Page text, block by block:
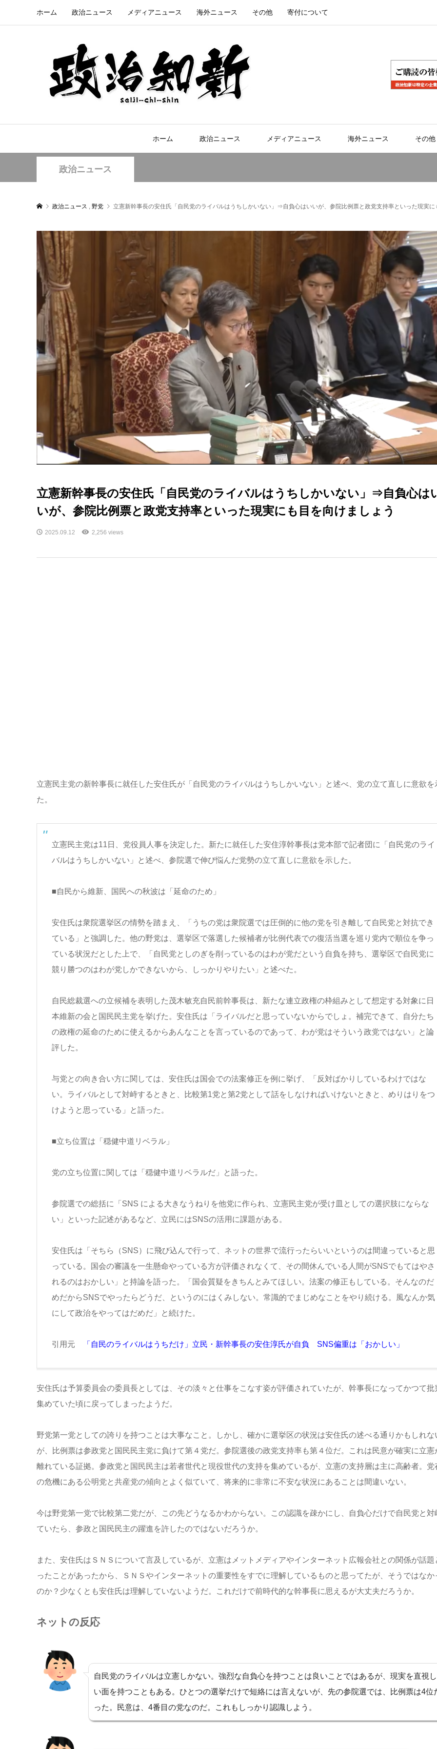
ホーム 政治ニュース メディアニュース 海外ニュース その他 寄付について
ホーム 政治ニュース メディアニュース 海外ニュース その他
政治ニュース
政治ニュース , 野党 立憲新幹事長の安住氏「自民党のライバルはうちしかいない」⇒自負心はいいが、参院比例票と政党支持率といった現実に
立憲新幹事長の安住氏「自民党のライバルはうちしかいない」⇒自負心は
いが、参院比例票と政党支持率といった現実にも目を向けましょう
2025.09.12 2,256 views
立憲民主党の新幹事長に就任した安住氏が「自民党のライバルはうちしかいない」と述べ、党の立て直しに意欲を
た。
立憲民主党は11日、党役員人事を決定した。新たに就任した安住淳幹事長は党本部で記者団に「自民党のライ
バルはうちしかいない」と述べ、参院選で伸び悩んだ党勢の立て直しに意欲を示した。
■自民から維新、国民への秋波は「延命のため」
安住氏は衆院選挙区の情勢を踏まえ、「うちの党は衆院選では圧倒的に他の党を引き離して自民党と対抗でき
ている」と強調した。他の野党は、選挙区で落選した候補者が比例代表での復活当選を巡り党内で順位を争っ
ている状況だとした上で、「自民党としのぎを削っているのはわが党だという自負を持ち、選挙区で自民党に
競り勝つのはわが党しかできないから、しっかりやりたい」と述べた。
自民総裁選への立候補を表明した茂木敏充自民前幹事長は、新たな連立政権の枠組みとして想定する対象に日
本維新の会と国民民主党を挙げた。安住氏は「ライバルだと思っていないからでしょ。補完できて、自分たち
の政権の延命のために使えるからあんなことを言っているのであって、わが党はそういう政党ではない」と論
評した。
与党との向き合い方に関しては、安住氏は国会での法案修正を例に挙げ、「反対ばかりしているわけではな
い。ライバルとして対峙するときと、比較第1党と第2党として話をしなければいけないときと、めりはりをつ
けようと思っている」と語った。
■立ち位置は「穏健中道リベラル」
党の立ち位置に関しては「穏健中道リベラルだ」と語った。
参院選での総括に「SNS による大きなうねりを他党に作られ、立憲民主党が受け皿としての選択肢にならな
い」といった記述があるなど、立民にはSNSの活用に課題がある。
安住氏は「そちら（SNS）に飛び込んで行って、ネットの世界で流行ったらいいというのは間違っていると思
っている。国会の審議を一生懸命やっている方が評価されなくて、その間休んでいる人間がSNSでもてはやさ
れるのはおかしい」と持論を語った。「国会質疑をきちんとみてほしい。法案の修正もしている。そんなのだ
めだからSNSでやったらどうだ、というのにはくみしない。常識的でまじめなことをやり続ける。風なんか気
にして政治をやってはだめだ」と続けた。
引用元 「自民のライバルはうちだけ」立民・新幹事長の安住淳氏が自負 SNS偏重は「おかしい」
安住氏は予算委員会の委員長としては、その淡々と仕事をこなす姿が評価されていたが、幹事長になってかつて批
集めていた頃に戻ってしまったようだ。
野党第一党としての誇りを持つことは大事なこと。しかし、確かに選挙区の状況は安住氏の述べる通りかもしれな
が、比例票は参政党と国民民主党に負けて第４党だ。参院選後の政党支持率も第４位だ。これは民意が確実に立憲
離れている証拠。参政党と国民民主は若者世代と現役世代の支持を集めているが、立憲の支持層は主に高齢者。党
の危機にある公明党と共産党の傾向とよく似ていて、将来的に非常に不安な状況にあることは間違いない。
今は野党第一党で比較第二党だが、この先どうなるかわからない。この認識を疎かにし、自負心だけで自民党と対
ていたら、参政と国民民主の躍進を許したのではないだろうか。
また、安住氏はＳＮＳについて言及しているが、立憲はメットメディアやインターネット広報会社との関係が話題
ったことがあったから、ＳＮＳやインターネットの重要性をすでに理解しているものと思ってたが、そうではなか
のか？少なくとも安住氏は理解していないようだ。これだけで前時代的な幹事長に思えるが大丈夫だろうか。
ネットの反応
自民党のライバルは立憲しかない。強烈な自負心を持つことは良いことではあるが、現実を直視
い面を持つこともある。ひとつの選挙だけで短絡には言えないが、先の参院選では、比例票は4位
った。民意は、4番目の党なのだ。これもしっかり認識しよう。